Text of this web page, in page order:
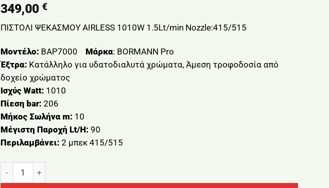
349,00 €
ΠΙΣΤΟΛΙ ΨΕΚΑΣΜΟΥ AIRLESS 1010W 1.5Lt/min Nozzle:415/515
Μοντέλο: BAP7000 Μάρκα: BORMANN Pro
Έξτρα: Κατάλληλο για υδατοδιαλυτά χρώματα, Άμεση τροφοδοσία από
δοχείο χρώματος
Ισχύς Watt: 1010
Πίεση bar: 206
Μήκος Σωλήνα m: 10
Μέγιστη Παροχή Lt/H: 90
Περιλαμβάνει: 2 μπεκ 415/515
ΠΙΣΤΟΛΙ ΨΕΚΑΣΜΟΥ AIRLESS 1010W 1.5Lt/min Nozzle:415/515 BORMANN BAP7000